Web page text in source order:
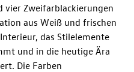
Zweifarblackierungen
aus Weiß und frischen
das Stilelemente
und in die heutige Ära
Die Farben